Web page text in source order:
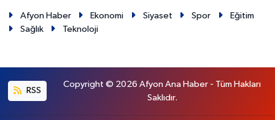
Afyon Haber Ekonomi Siyaset Spor
Eğitim
Sağlık
Teknoloji
RSS
Copyright © 2026 Afyon Ana Haber - Tüm Hakları
Saklıdır.